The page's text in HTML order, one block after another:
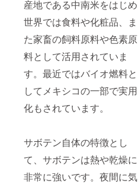
産地である中南米をはじめ
世界では食料や化粧品、ま
た家畜の飼料原料や色素原
料として活用されていま
す。最近ではバイオ燃料と
してメキシコの一部で実用
化もされています。
サボテン自体の特徴とし
て、サボテンは熱や乾燥に
非常に強いです。夜間に気